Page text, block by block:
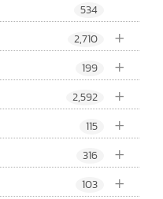
534
+
2,710
+
199
+
2,592
+
115
+
316
+
103